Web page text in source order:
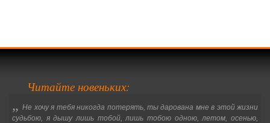
Читайте новеньких:
„Не хочу я тебя никогда потерять, ты дарована мне в этой жизни
судьбою, я дышу лишь тобой, лишь тобою одною, летом, осенью,